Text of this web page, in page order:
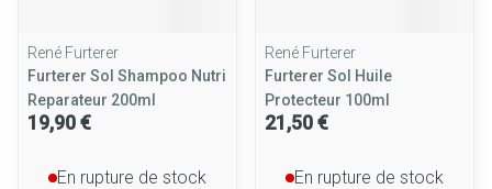
René Furterer
Furterer Sol Shampoo Nutri
Reparateur 200ml
19,90 €
En rupture de stock
René Furterer
Furterer Sol Huile
Protecteur 100ml
21,50 €
En rupture de stock